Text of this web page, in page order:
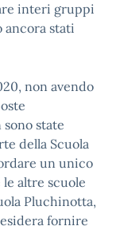
interi gruppi
ancora stati
non avendo
state
della Scuola
un unico
altre scuole
Pluchinotta,
fornire